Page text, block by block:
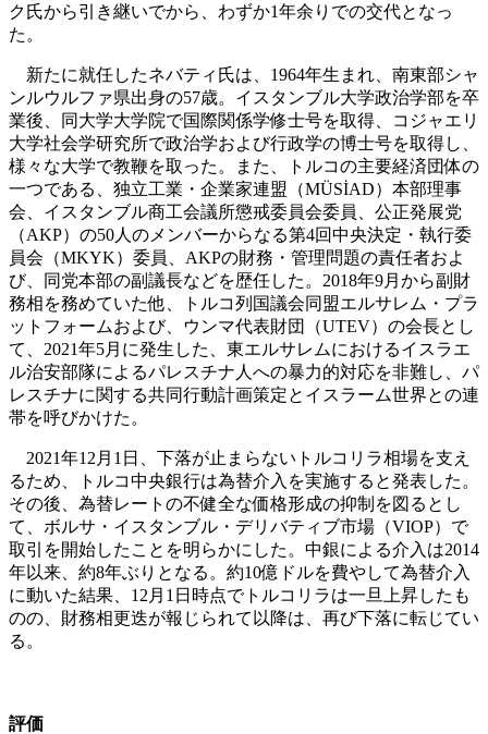
ク氏から引き継いでから、わずか1年余りでの交代となっ
た。
新たに就任したネバティ氏は、1964年生まれ、南東部シャ
ンルウルファ県出身の57歳。イスタンブル大学政治学部を卒
業後、同大学大学院で国際関係学修士号を取得、コジャエリ
大学社会学研究所で政治学および行政学の博士号を取得し、
様々な大学で教鞭を取った。また、トルコの主要経済団体の
一つである、独立工業・企業家連盟（MÜSİAD）本部理事
会、イスタンブル商工会議所懲戒委員会委員、公正発展党
（AKP）の50人のメンバーからなる第4回中央決定・執行委
員会（MKYK）委員、AKPの財務・管理問題の責任者およ
び、同党本部の副議長などを歴任した。2018年9月から副財
務相を務めていた他、トルコ列国議会同盟エルサレム・プラ
ットフォームおよび、ウンマ代表財団（UTEV）の会長とし
て、2021年5月に発生した、東エルサレムにおけるイスラエ
ル治安部隊によるパレスチナ人への暴力的対応を非難し、パ
レスチナに関する共同行動計画策定とイスラーム世界との連
帯を呼びかけた。
2021年12月1日、下落が止まらないトルコリラ相場を支え
るため、トルコ中央銀行は為替介入を実施すると発表した。
その後、為替レートの不健全な価格形成の抑制を図るとし
て、ボルサ・イスタンブル・デリバティブ市場（VIOP）で
取引を開始したことを明らかにした。中銀による介入は2014
年以来、約8年ぶりとなる。約10億ドルを費やして為替介入
に動いた結果、12月1日時点でトルコリラは一旦上昇したも
のの、財務相更迭が報じられて以降は、再び下落に転じてい
る。
評価